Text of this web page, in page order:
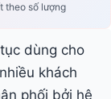
theo số lượng
dùng cho
khách
phối bởi hệ